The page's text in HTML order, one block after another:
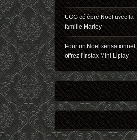
UGG célèbre Noël avec la
famille Marley
Pour un Noël sensationnel,
offrez l'Instax Mini Liplay